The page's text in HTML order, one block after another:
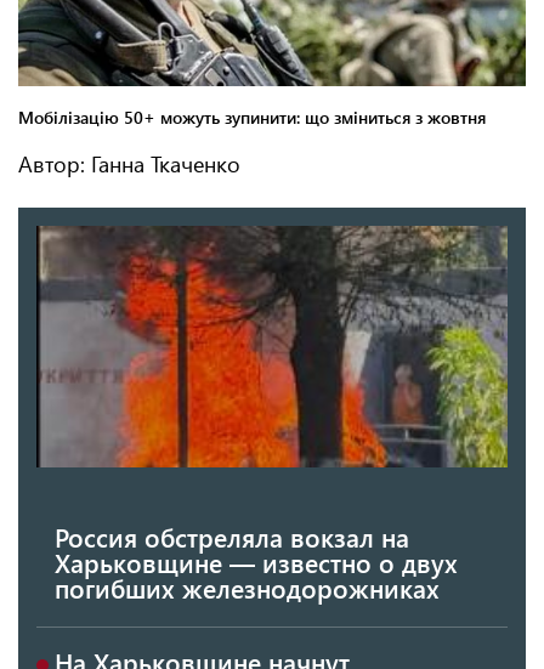
Автор: Ганна Ткаченко
Россия обстреляла вокзал на
Харьковщине — известно о двух
погибших железнодорожниках
На Харьковщине начнут